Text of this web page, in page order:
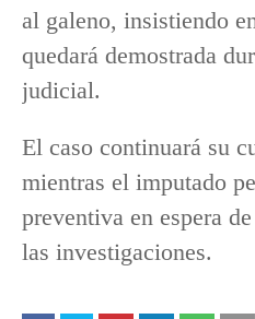
al galeno, insistiendo
quedará demostrada
judicial.
El caso continuará su
mientras el imputado
preventiva en espera
las investigaciones.